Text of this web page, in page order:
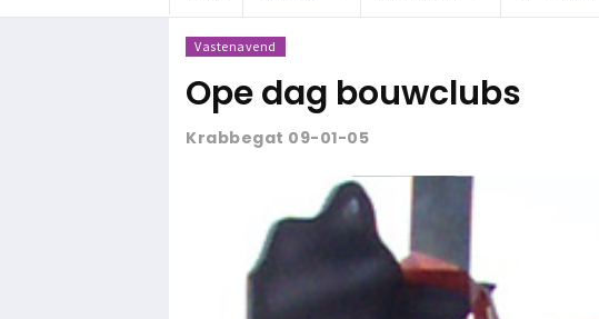
Vastenavend
Ope dag bouwclubs
Krabbegat 09-01-05